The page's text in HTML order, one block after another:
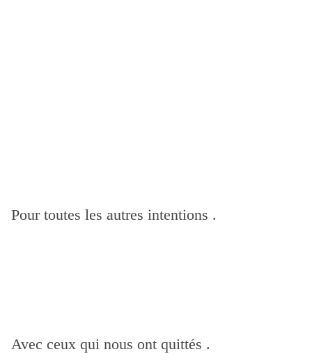
Pour toutes les autres intentions .
Avec ceux qui nous ont quittés .